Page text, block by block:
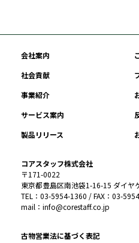
会社案内
社会貢献
事業紹介
サービス案内
製品リリース
コアスタッフ株式会社
〒171-0022
東京都豊島区南池袋1-16-15 ダイヤ
TEL：03-5954-1360 / FAX：03-
mail：info@corestaff.co.jp
古物営業法に基づく表記